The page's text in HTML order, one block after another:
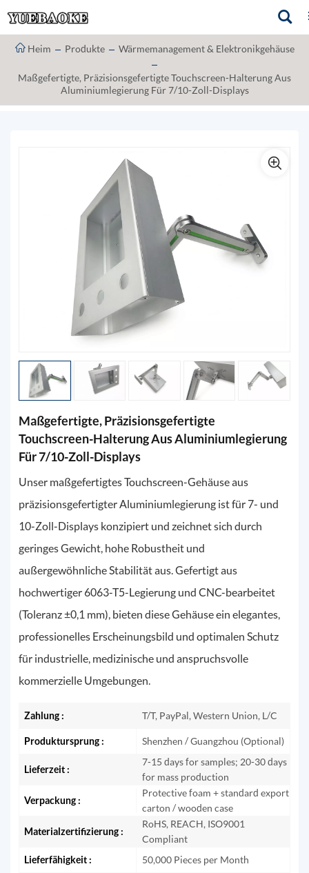
Heim Produkte Wärmemanagement & Elektronikgehäuse
Maßgefertigte, Präzisionsgefertigte Touchscreen-Halterung Aus
Aluminiumlegierung Für 7/10-Zoll-Displays
Maßgefertigte, Präzisionsgefertigte
Touchscreen-Halterung Aus Aluminiumlegierung
Für 7/10-Zoll-Displays
Unser maßgefertigtes Touchscreen-Gehäuse aus
präzisionsgefertigter Aluminiumlegierung ist für 7- und
10-Zoll-Displays konzipiert und zeichnet sich durch
geringes Gewicht, hohe Robustheit und
außergewöhnliche Stabilität aus. Gefertigt aus
hochwertiger 6063-T5-Legierung und CNC-bearbeitet
(Toleranz ±0,1 mm), bieten diese Gehäuse ein elegantes,
professionelles Erscheinungsbild und optimalen Schutz
für industrielle, medizinische und anspruchsvolle
kommerzielle Umgebungen.
Zahlung : T/T, PayPal, Western Union, L/C
Produktursprung : Shenzhen / Guangzhou (Optional)
Lieferzeit :
7-15 days for samples; 20-30 days
for mass production
Verpackung :
Protective foam + standard export
carton / wooden case
Materialzertifizierung :
RoHS, REACH, ISO9001
Compliant
Lieferfähigkeit :
50,000 Pieces per Month